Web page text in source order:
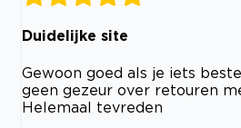
Duidelijke site
Gewoon goed als je iets
geen gezeur over retouren
Helemaal tevreden